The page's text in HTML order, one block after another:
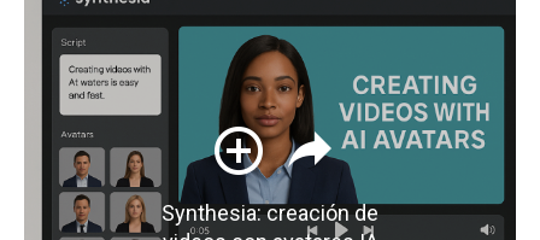
Synthesia: creación de